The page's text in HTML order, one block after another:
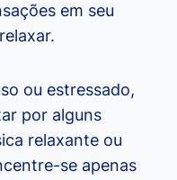
em seu
ou estressado,
por alguns
relaxante ou
se apenas